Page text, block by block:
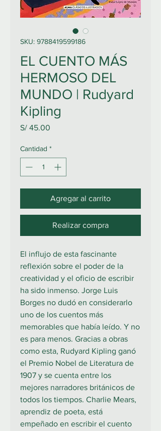
SKU: 9788419599186
EL CUENTO MÁS
HERMOSO DEL
MUNDO | Rudyard
Kipling
S/ 45.00
Cantidad *
Agregar al carrito
Realizar compra
El influjo de esta fascinante
reflexión sobre el poder de la
creatividad y el oficio de escribir
ha sido inmenso. Jorge Luis
Borges no dudó en considerarlo
uno de los cuentos más
memorables que había leído. Y no
es para menos. Gracias a obras
como esta, Rudyard Kipling ganó
el Premio Nobel de Literatura de
1907 y se cuenta entre los
mejores narradores británicos de
todos los tiempos. Charlie Mears,
aprendiz de poeta, está
empeñado en escribir el cuento